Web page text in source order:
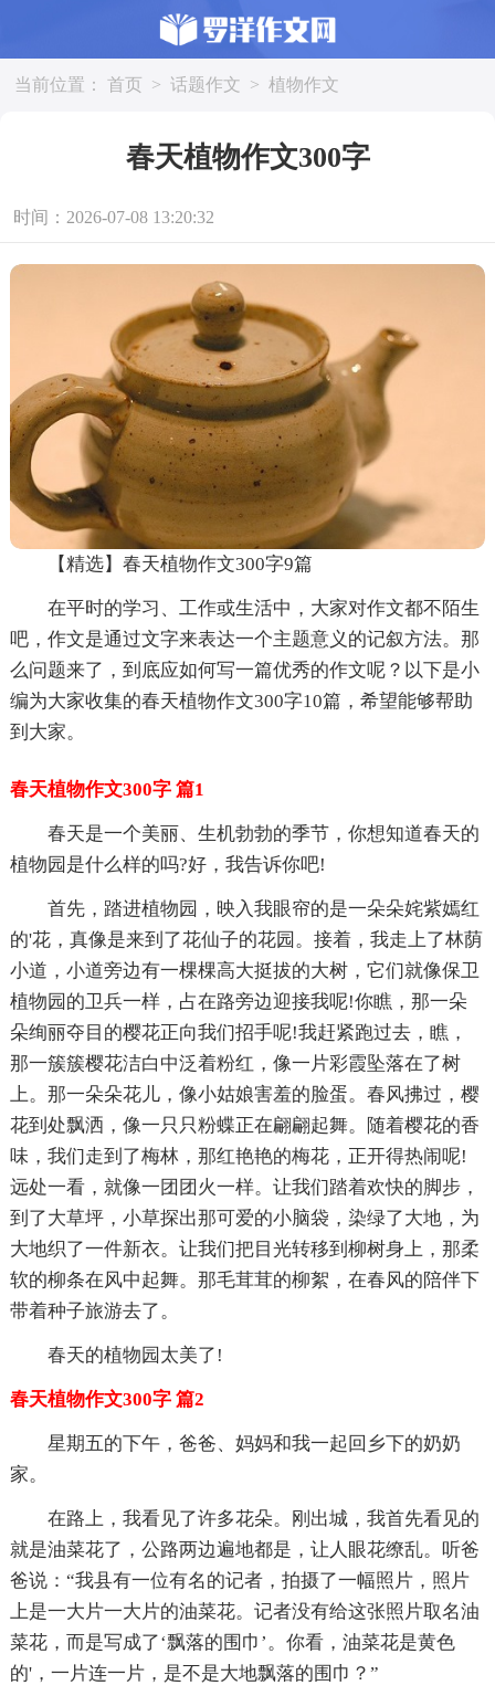
当前位置： 首页 > 话题作文 > 植物作文
春天植物作文300字
时间：2026-07-08 13:20:32
【精选】春天植物作文300字9篇
在平时的学习、工作或生活中，大家对作文都不陌生
吧，作文是通过文字来表达一个主题意义的记叙方法。那
么问题来了，到底应如何写一篇优秀的作文呢？以下是小
编为大家收集的春天植物作文300字10篇，希望能够帮助
到大家。
春天植物作文300字 篇1
春天是一个美丽、生机勃勃的季节，你想知道春天的
植物园是什么样的吗?好，我告诉你吧!
首先，踏进植物园，映入我眼帘的是一朵朵姹紫嫣红
的'花，真像是来到了花仙子的花园。接着，我走上了林荫
小道，小道旁边有一棵棵高大挺拔的大树，它们就像保卫
植物园的卫兵一样，占在路旁边迎接我呢!你瞧，那一朵
朵绚丽夺目的樱花正向我们招手呢!我赶紧跑过去，瞧，
那一簇簇樱花洁白中泛着粉红，像一片彩霞坠落在了树
上。那一朵朵花儿，像小姑娘害羞的脸蛋。春风拂过，樱
花到处飘洒，像一只只粉蝶正在翩翩起舞。随着樱花的香
味，我们走到了梅林，那红艳艳的梅花，正开得热闹呢!
远处一看，就像一团团火一样。让我们踏着欢快的脚步，
到了大草坪，小草探出那可爱的小脑袋，染绿了大地，为
大地织了一件新衣。让我们把目光转移到柳树身上，那柔
软的柳条在风中起舞。那毛茸茸的柳絮，在春风的陪伴下
带着种子旅游去了。
春天的植物园太美了!
春天植物作文300字 篇2
星期五的下午，爸爸、妈妈和我一起回乡下的奶奶
家。
在路上，我看见了许多花朵。刚出城，我首先看见的
就是油菜花了，公路两边遍地都是，让人眼花缭乱。听爸
爸说：“我县有一位有名的记者，拍摄了一幅照片，照片
上是一大片一大片的油菜花。记者没有给这张照片取名油
菜花，而是写成了‘飘落的围巾’。你看，油菜花是黄色
的'，一片连一片，是不是大地飘落的围巾？”